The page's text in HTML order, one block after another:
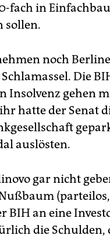
fach in
sollen.
noch
Die
Insolvenz gehen
hatte der Senat
auslösten.
gar nicht
BIH an eine
die